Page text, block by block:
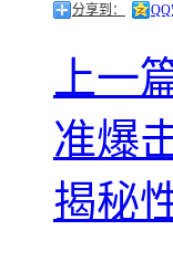
分享到： QQ
上一
准爆
揭秘